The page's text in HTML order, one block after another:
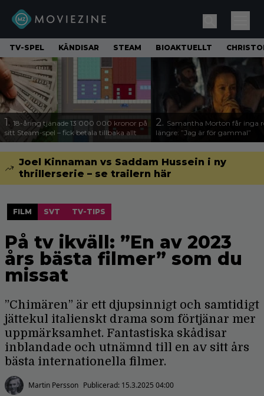
TV-SPEL KÄNDISAR STEAM BIOAKTUELLT
1. 18-åring tjänade 13 000 000 kronor på
sitt Steam-spel – fick betala tillbaka allt
2. Samantha Morton får inga
längre: ”Jag är för gammal”
Joel Kinnaman vs Saddam Hussein i ny
thrillerserie – se trailern här
FILM SVT TV-TIPS
På tv ikväll: ”En av 2023
års bästa filmer” som du
missat
”Chimären” är ett djupsinnigt och samtidigt
jättekul italienskt drama som förtjänar mer
uppmärksamhet. Fantastiska skådisar
inblandade och utnämnd till en av sitt års
bästa internationella filmer.
Martin Persson Publicerad: 15.3.2025 04:00